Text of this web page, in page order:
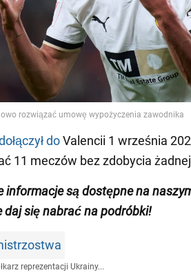
doValencii 1 września
11 meczów bez zdobycia
informacje są dostępne na
daj się nabrać na podróbki!
reprezentacji Ukrainy...